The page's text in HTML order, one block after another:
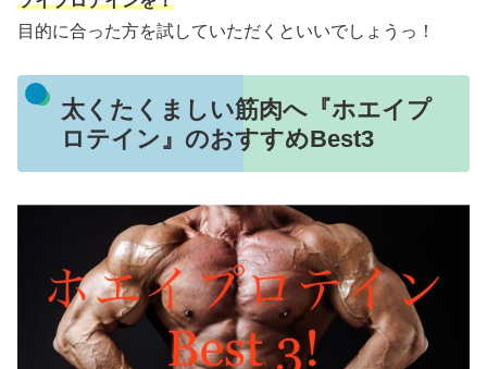
目的に合った方を試していただくといいでしょうっ！
太くたくましい筋肉へ『ホエイプ
ロテイン』のおすすめBest3